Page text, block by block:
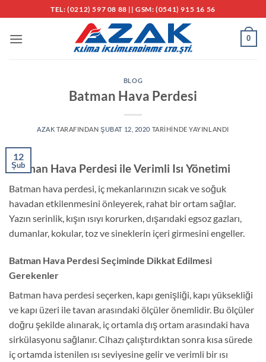
atla
TEL: (0212) 597 08 88 || GSM: (0541) 915 16 56
0
BLOG
Batman Hava Perdesi
AZAK TARAFINDAN ŞUBAT 12, 2020 TARIHINDE YAYINLANDI
12
Şub
Batman Hava Perdesi ile Verimli Isı Yönetimi
Batman hava perdesi, iç mekanlarınızın sıcak ve soğuk
havadan etkilenmesini önleyerek, rahat bir ortam sağlar.
Yazın serinlik, kışın ısıyı korurken, dışarıdaki egsoz gazları,
dumanlar, kokular, toz ve sineklerin içeri girmesini engeller.
Batman Hava Perdesi Seçiminde Dikkat Edilmesi
Gerekenler
Batman hava perdesi seçerken, kapı genişliği, kapı yüksekliği
ve kapı üzeri ile tavan arasındaki ölçüler önemlidir. Bu ölçüler
doğru şekilde alınarak, iç ortamla dış ortam arasındaki hava
sirkülasyonu sağlanır. Cihazı çalıştırdıktan sonra kısa sürede
iç ortamda istenilen ısı seviyesine gelir ve verimli bir ısı